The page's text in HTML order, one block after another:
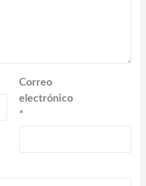
Correo
electrónico
*